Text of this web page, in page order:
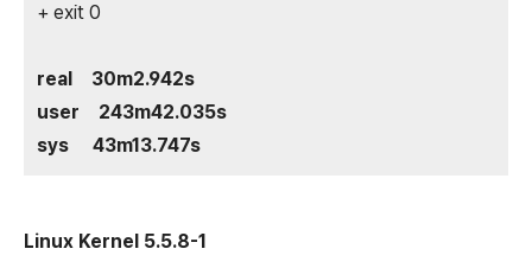
+ exit 0
real 30m2.942s
user 243m42.035s
sys 43m13.747s
Linux Kernel 5.5.8-1